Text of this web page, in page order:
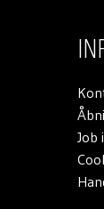
Job